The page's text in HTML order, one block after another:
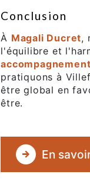
Conclusion
À Magali Ducret,
l'équilibre et
pratiquons à
être global en
être.
En